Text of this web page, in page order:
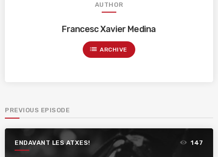
AUTHOR
Francesc Xavier Medina
list ARCHIVE
PREVIOUS EPISODE
ENDAVANT LES ATXES! 147